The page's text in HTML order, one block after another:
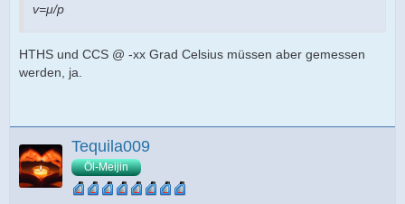
v=μ/p
HTHS und CCS @ -xx Grad Celsius müssen aber gemessen
werden, ja.
Tequila009
Öl-Meijin